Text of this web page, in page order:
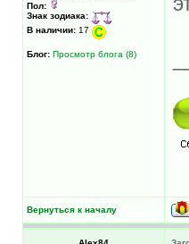
Пол:
Знак зодиака:
В наличии: 17
Блог: Просмотр блога (8)
Вернуться к началу